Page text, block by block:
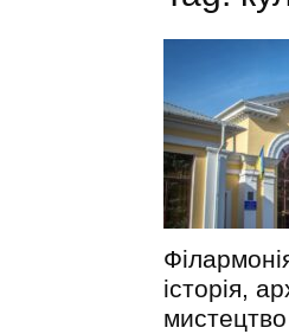
історія,
мистецтво